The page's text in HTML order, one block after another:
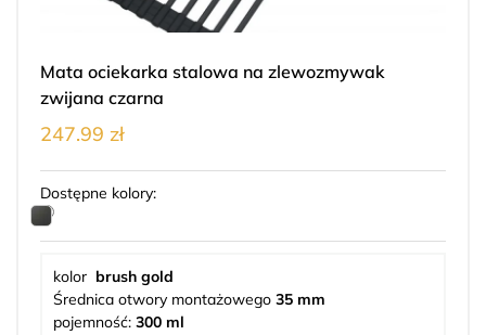
Mata ociekarka stalowa na zlewozmywak
zwijana czarna
247.99 zł
Dostępne kolory:
kolor brush gold
Średnica otwory montażowego 35 mm
pojemność: 300 ml